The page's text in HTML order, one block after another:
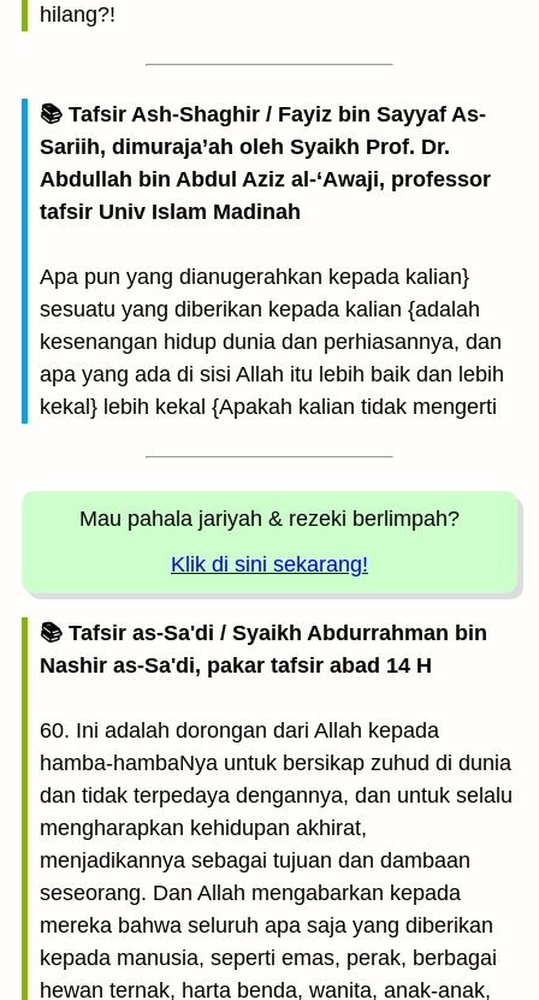
hilang?!
📚 Tafsir Ash-Shaghir / Fayiz bin Sayyaf As-
Sariih, dimuraja’ah oleh Syaikh Prof. Dr.
Abdullah bin Abdul Aziz al-‘Awaji, professor
tafsir Univ Islam Madinah
Apa pun yang dianugerahkan kepada kalian}
sesuatu yang diberikan kepada kalian {adalah
kesenangan hidup dunia dan perhiasannya, dan
apa yang ada di sisi Allah itu lebih baik dan lebih
kekal} lebih kekal {Apakah kalian tidak mengerti
Mau pahala jariyah & rezeki berlimpah?
Klik di sini sekarang!
📚 Tafsir as-Sa'di / Syaikh Abdurrahman bin
Nashir as-Sa'di, pakar tafsir abad 14 H
60. Ini adalah dorongan dari Allah kepada
hamba-hambaNya untuk bersikap zuhud di dunia
dan tidak terpedaya dengannya, dan untuk selalu
mengharapkan kehidupan akhirat,
menjadikannya sebagai tujuan dan dambaan
seseorang. Dan Allah mengabarkan kepada
mereka bahwa seluruh apa saja yang diberikan
kepada manusia, seperti emas, perak, berbagai
hewan ternak, harta benda, wanita, anak-anak,